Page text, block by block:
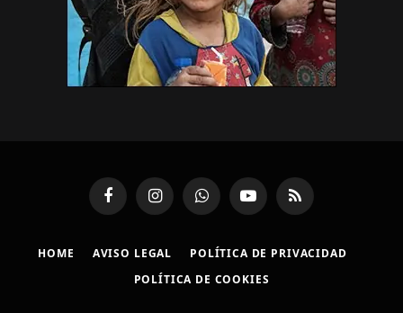
FacebookInstagramWhatsAppYouTubeRSS
HOME AVISO LEGAL
POLÍTICA DE PRIVACIDAD
POLÍTICA DE COOKIES